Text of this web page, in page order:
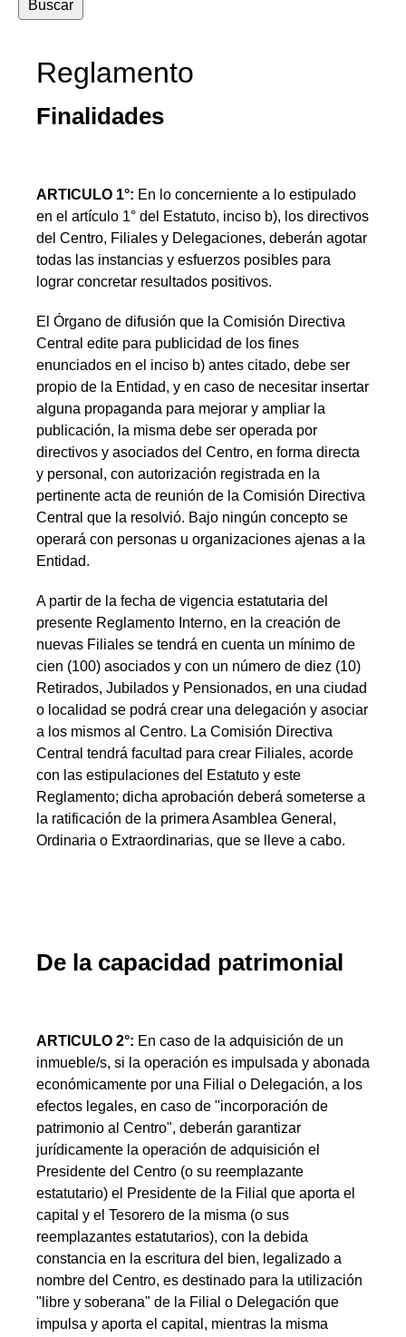
Reglamento
Finalidades
ARTICULO 1°: En lo concerniente a lo estipulado
en el artículo 1° del Estatuto, inciso b), los directivos
del Centro, Filiales y Delegaciones, deberán agotar
todas las instancias y esfuerzos posibles para
lograr concretar resultados positivos.
El Órgano de difusión que la Comisión Directiva
Central edite para publicidad de los fines
enunciados en el inciso b) antes citado, debe ser
propio de la Entidad, y en caso de necesitar insertar
alguna propaganda para mejorar y ampliar la
publicación, la misma debe ser operada por
directivos y asociados del Centro, en forma directa
y personal, con autorización registrada en la
pertinente acta de reunión de la Comisión Directiva
Central que la resolvió. Bajo ningún concepto se
operará con personas u organizaciones ajenas a la
Entidad.
A partir de la fecha de vigencia estatutaria del
presente Reglamento Interno, en la creación de
nuevas Filiales se tendrá en cuenta un mínimo de
cien (100) asociados y con un número de diez (10)
Retirados, Jubilados y Pensionados, en una ciudad
o localidad se podrá crear una delegación y asociar
a los mismos al Centro. La Comisión Directiva
Central tendrá facultad para crear Filiales, acorde
con las estipulaciones del Estatuto y este
Reglamento; dicha aprobación deberá someterse a
la ratificación de la primera Asamblea General,
Ordinaria o Extraordinarias, que se lleve a cabo.
De la capacidad patrimonial
ARTICULO 2°: En caso de la adquisición de un
inmueble/s, si la operación es impulsada y abonada
económicamente por una Filial o Delegación, a los
efectos legales, en caso de "incorporación de
patrimonio al Centro", deberán garantizar
jurídicamente la operación de adquisición el
Presidente del Centro (o su reemplazante
estatutario) el Presidente de la Filial que aporta el
capital y el Tesorero de la misma (o sus
reemplazantes estatutarios), con la debida
constancia en la escritura del bien, legalizado a
nombre del Centro, es destinado para la utilización
"libre y soberana" de la Filial o Delegación que
impulsa y aporta el capital, mientras la misma